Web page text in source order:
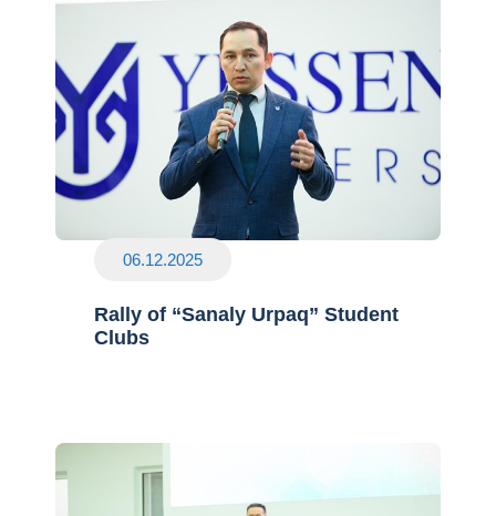
06.12.2025
Rally of “Sanaly Urpaq” Student
Clubs